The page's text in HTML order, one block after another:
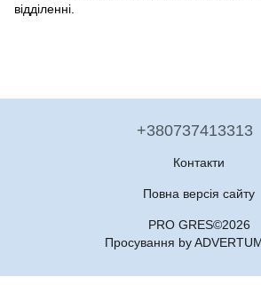
відділенні.
+380737413313
Контакти
Повна версія сайту
PRO GRES©2026
Просування by